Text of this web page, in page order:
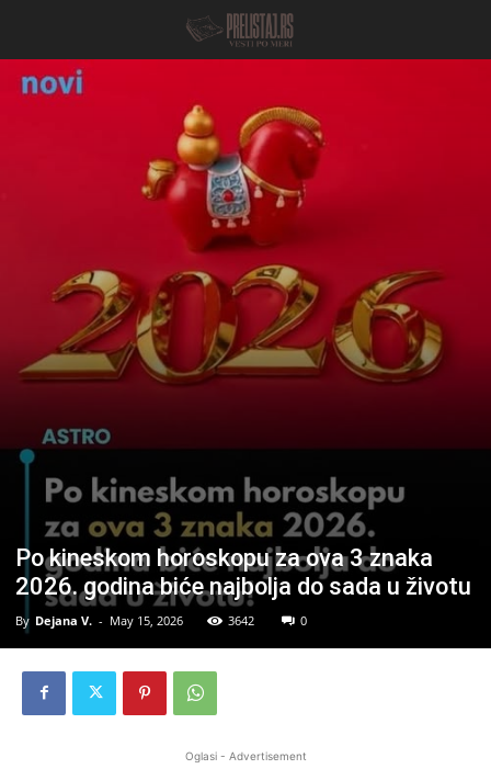
Po kineskom horoskopu za ova 3 znaka
2026. godina biće najbolja do sada u životu
By Dejana V. - May 15, 2026 3642 0
Oglasi - Advertisement